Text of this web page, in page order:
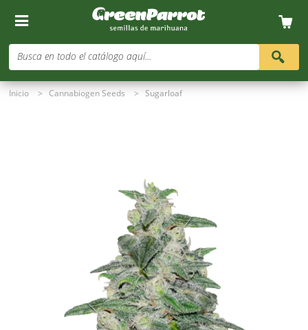
Busca en todo el catálogo aquí...
Inicio > Cannabiogen Seeds > Sugarloaf